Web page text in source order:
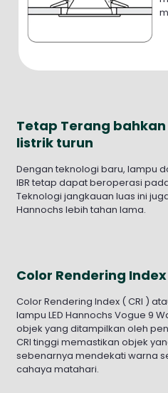
Tetap Terang
listrik turun
Dengan teknologi baru, lampu
IBR tetap dapat beroperasi
Teknologi jangkauan luas ini
Hannochs lebih tahan lama.
Color Rendering Index
Color Rendering Index ( CRI )
lampu LED Hannochs Vogue 9
objek yang ditampilkan oleh
CRI tinggi memastikan objek
sebenarnya mendekati warna
cahaya matahari.